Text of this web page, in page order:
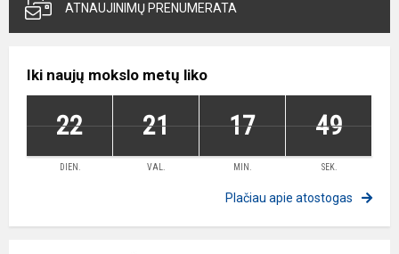
ATNAUJINIMŲ PRENUMERATA
Iki naujų mokslo metų liko
22 21 17 48
DIEN. VAL. MIN. SEK.
Plačiau apie atostogas